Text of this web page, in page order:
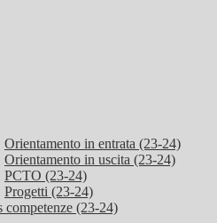
Orientamento in entrata (23-24)
Orientamento in uscita (23-24)
PCTO (23-24)
Progetti (23-24)
competenze (23-24)